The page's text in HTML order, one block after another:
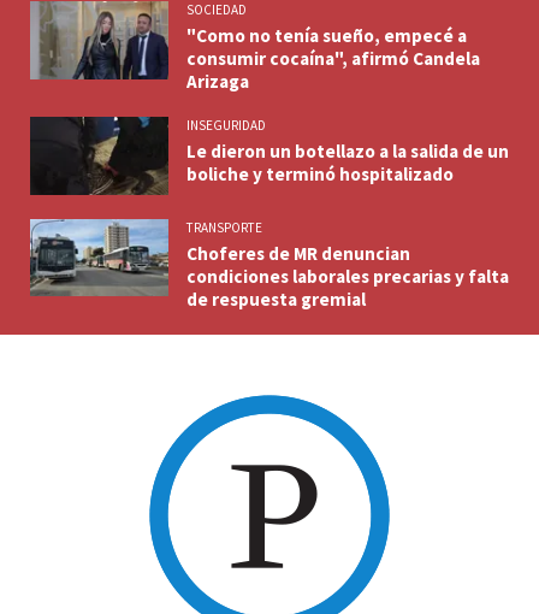
SOCIEDAD
"Como no tenía sueño, empecé a
consumir cocaína", afirmó Candela
Arizaga
INSEGURIDAD
Le dieron un botellazo a la salida de un
boliche y terminó hospitalizado
TRANSPORTE
Choferes de MR denuncian
condiciones laborales precarias y falta
de respuesta gremial